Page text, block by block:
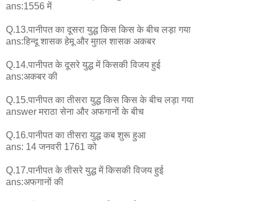
ans:1556 में
Q.13.पानीपत का दूसरा युद्ध किस किस के बीच लड़ा गया
ans:हिन्दू शासक हेमू और मुग़ल शासक अकबर
Q.14.पानीपत के दूसरे युद्ध में किसकी विजय हुई
ans:अकबर की
Q.15.पानीपत का तीसरा युद्ध किस किस के बीच लड़ा गया
answer मराठा सेना और अफगानों के बीच
Q.16.पानीपत का तीसरा युद्ध कब शुरू हुआ
ans: 14 जनवरी 1761 को
Q.17.पानीपत के तीसरे युद्ध में किसकी विजय हुई
ans:अफगानों की